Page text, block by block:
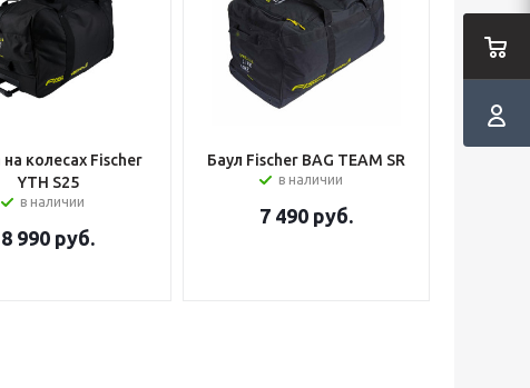
колесах Fischer
YTH S25
в наличии
8 990 руб.
Баул Fischer BAG TEAM SR
в наличии
7 490 руб.